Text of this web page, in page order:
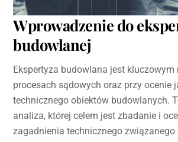
Wprowadzenie do
budowlanej
Ekspertyza budowlana jest kluczowym
procesach sądowych oraz przy ocenie
technicznego obiektów budowlanych.
analiza, której celem jest zbadanie i
zagadnienia technicznego